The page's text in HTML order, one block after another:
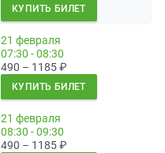
КУПИТЬ БИЛЕТ
21 февраля
07:30 - 08:30
490 – 1185₽
КУПИТЬ БИЛЕТ
21 февраля
08:30 - 09:30
490 – 1185₽